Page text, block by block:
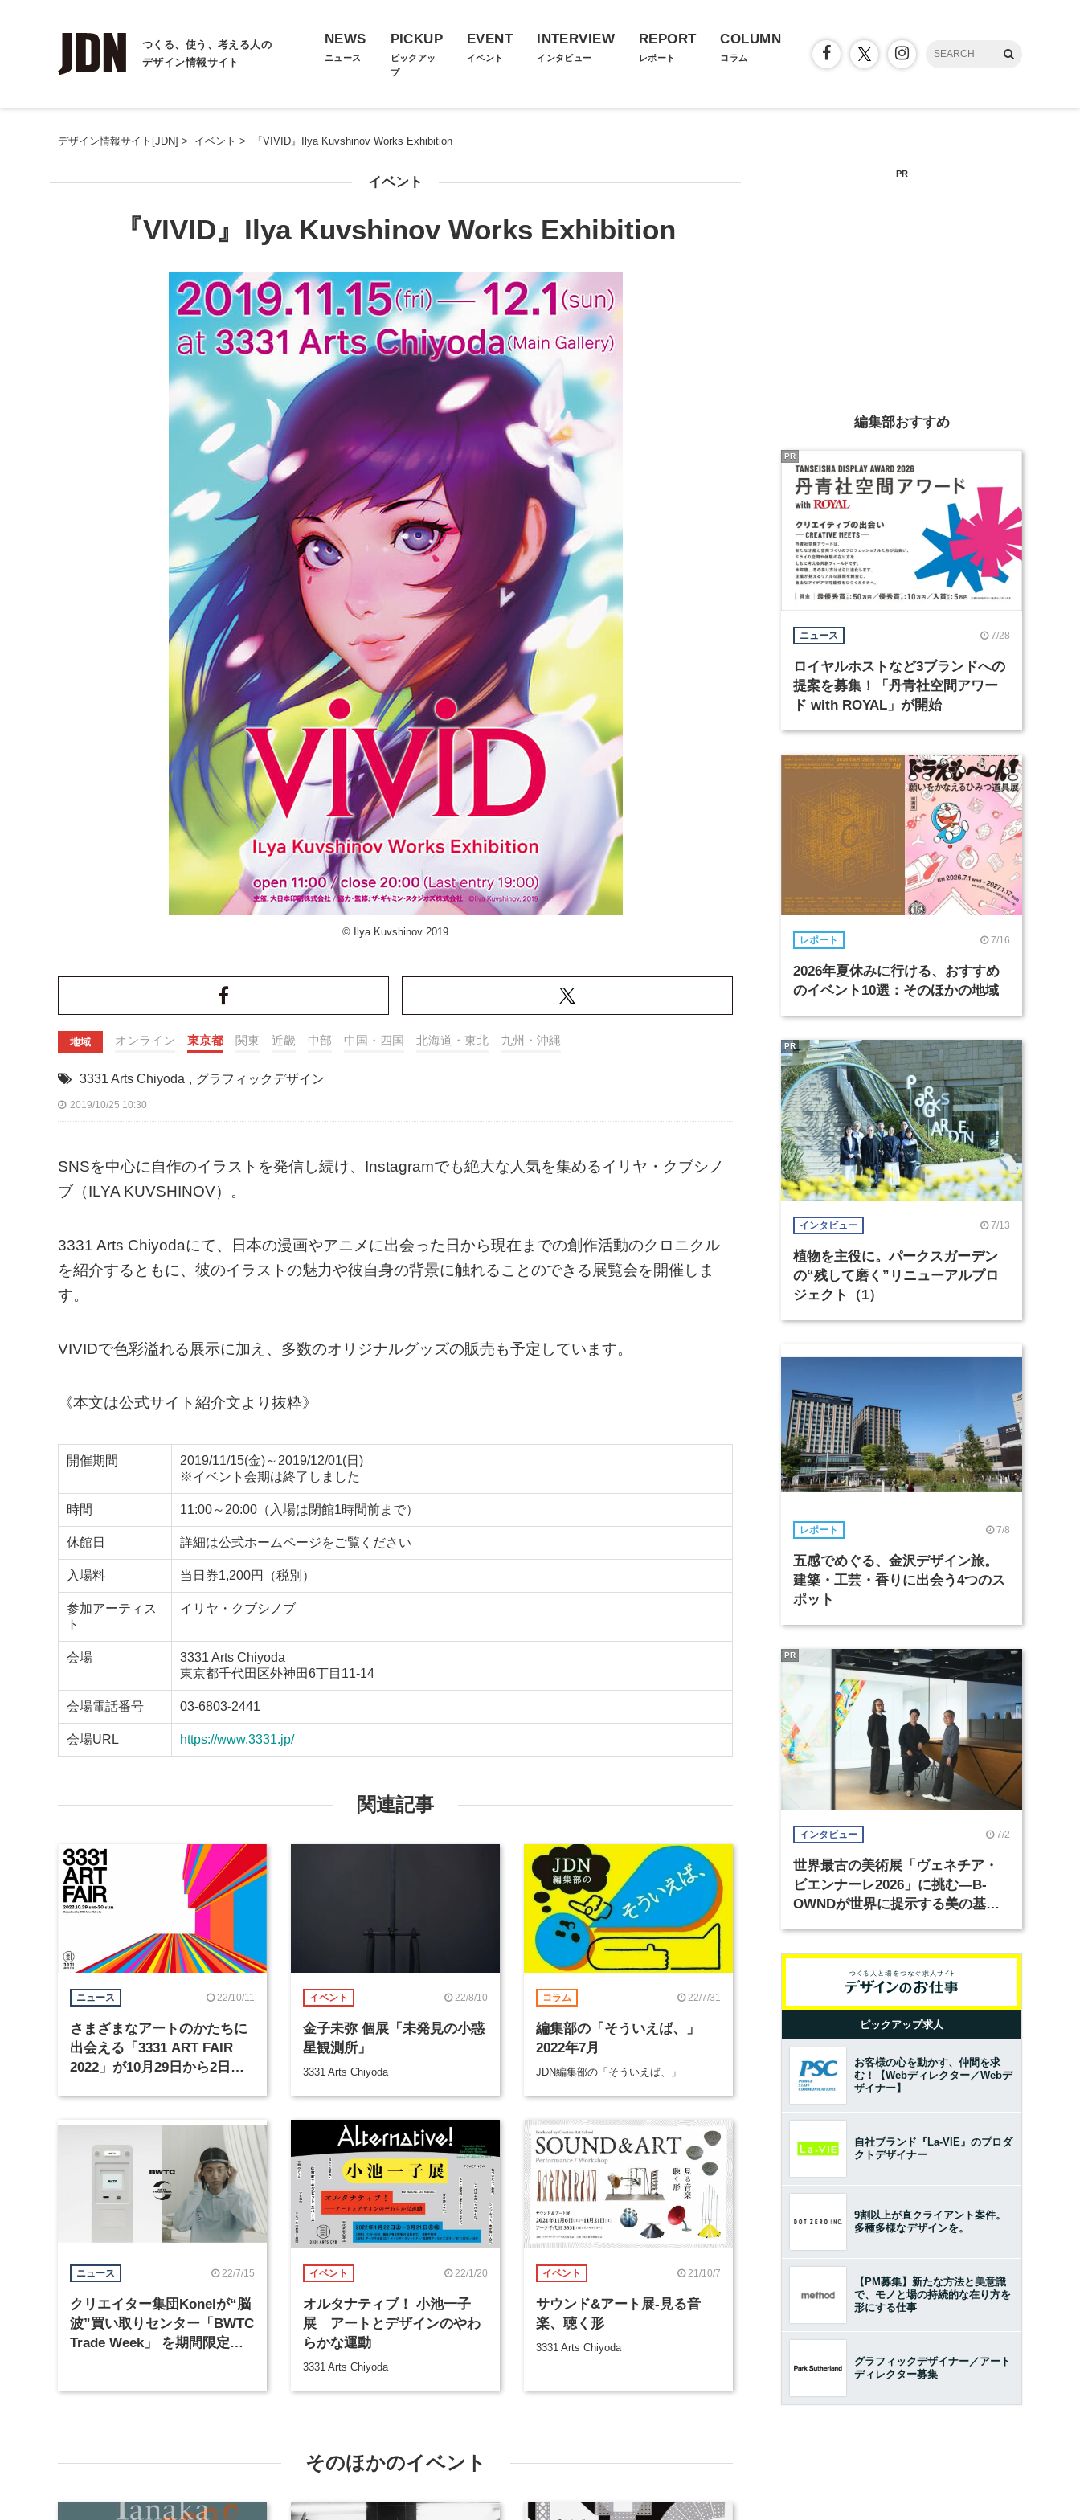
つくる、使う、考える人の
デザイン情報サイト
NEWS
ニュース
PICKUP
ピックアッ
プ
EVENT
イベント
INTERVIEW
インタビュー
REPORT
レポート
COLUMN
コラム
デザイン情報サイト[JDN] > イベント > 『VIVID』Ilya Kuvshinov Works Exhibition
イベント
『VIVID』Ilya Kuvshinov Works Exhibition
© Ilya Kuvshinov 2019
地域 オンライン 東京都 関東 近畿 中部 中国・四国 北海道・東北 九州・沖縄
3331 Arts Chiyoda , グラフィックデザイン
2019/10/25 10:30
SNSを中心に自作のイラストを発信し続け、Instagramでも絶大な人気を集めるイリヤ・クブシノ
ブ（ILYA KUVSHINOV）。
3331 Arts Chiyodaにて、日本の漫画やアニメに出会った日から現在までの創作活動のクロニクル
を紹介するともに、彼のイラストの魅力や彼自身の背景に触れることのできる展覧会を開催しま
す。
VIVIDで色彩溢れる展示に加え、多数のオリジナルグッズの販売も予定しています。
《本文は公式サイト紹介文より抜粋》
開催期間
2019/11/15(金)～2019/12/01(日)
※イベント会期は終了しました
時間 11:00～20:00（入場は閉館1時間前まで）
休館日 詳細は公式ホームページをご覧ください
入場料 当日券1,200円（税別）
参加アーティス
ト
イリヤ・クブシノブ
会場
3331 Arts Chiyoda
東京都千代田区外神田6丁目11-14
会場電話番号 03-6803-2441
会場URL https://www.3331.jp/
関連記事
ニュース 22/10/11
さまざまなアートのかたちに
出会える「3331 ART FAIR
2022」が10月29日から2日間
イベント 22/8/10
金子未弥 個展「未発見の小惑
星観測所」
3331 Arts Chiyoda
コラム 22/7/31
編集部の「そういえば、」
2022年7月
JDN編集部の「そういえば、」
ニュース 22/7/15
クリエイター集団Konelが“脳
波”買い取りセンター「BWTC
Trade Week」 を期間限定で
イベント 22/1/20
オルタナティブ！ 小池一子
展 アートとデザインのやわ
らかな運動
3331 Arts Chiyoda
イベント 21/10/7
サウンド&アート展-見る音
楽、聴く形
3331 Arts Chiyoda
そのほかのイベント
PR
編集部おすすめ
ニュース 7/28
ロイヤルホストなど3ブランドへの
提案を募集！「丹青社空間アワー
ド with ROYAL」が開始
PR
レポート 7/16
2026年夏休みに行ける、おすすめ
のイベント10選：そのほかの地域
インタビュー 7/13
植物を主役に。パークスガーデン
の“残して磨く”リニューアルプロ
ジェクト（1）
PR
レポート 7/8
五感でめぐる、金沢デザイン旅。
建築・工芸・香りに出会う4つのス
ポット
インタビュー 7/2
世界最古の美術展「ヴェネチア・
ビエンナーレ2026」に挑む―B-
OWNDが世界に提示する美の基準
PR
ピックアップ求人
お客様の心を動かす、仲間を求
む！【Webディレクター／Webデ
ザイナー】
自社ブランド『La-VIE』のプロダ
クトデザイナー
9割以上が直クライアント案件。
多種多様なデザインを。
【PM募集】新たな方法と美意識
で、モノと場の持続的な在り方を
形にする仕事
グラフィックデザイナー／アート
ディレクター募集